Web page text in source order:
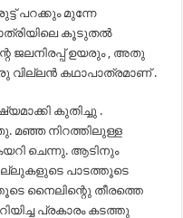
പറക്കും മുന്നേ
കൂടുതൽ
ജലനിരപ്പ് ഉയരും , അതു
കഥാപാത്രമാണ് .
കുതിച്ചു .
മഞ്ഞ നിറത്തിലുള്ള
ചെന്നു. ആടിനും
പാടത്തൂടെ
നൈലിന്റെു തീരത്തെ
പ്രകാരം കടത്തു